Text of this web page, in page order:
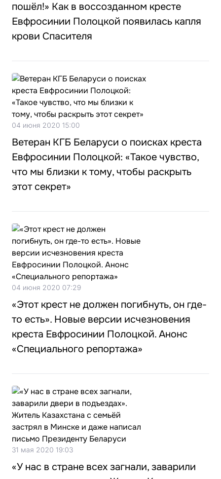
пошёл!» Как в воссозданном кресте
Евфросинии Полоцкой появилась капля
крови Спасителя
04 июня 2020 15:00
Ветеран КГБ Беларуси о поисках креста
Евфросинии Полоцкой: «Такое чувство,
что мы близки к тому, чтобы раскрыть
этот секрет»
04 июня 2020 07:29
«Этот крест не должен погибнуть, он где-
то есть». Новые версии исчезновения
креста Евфросинии Полоцкой. Анонс
«Специального репортажа»
31 мая 2020 19:03
«У нас в стране всех загнали, заварили